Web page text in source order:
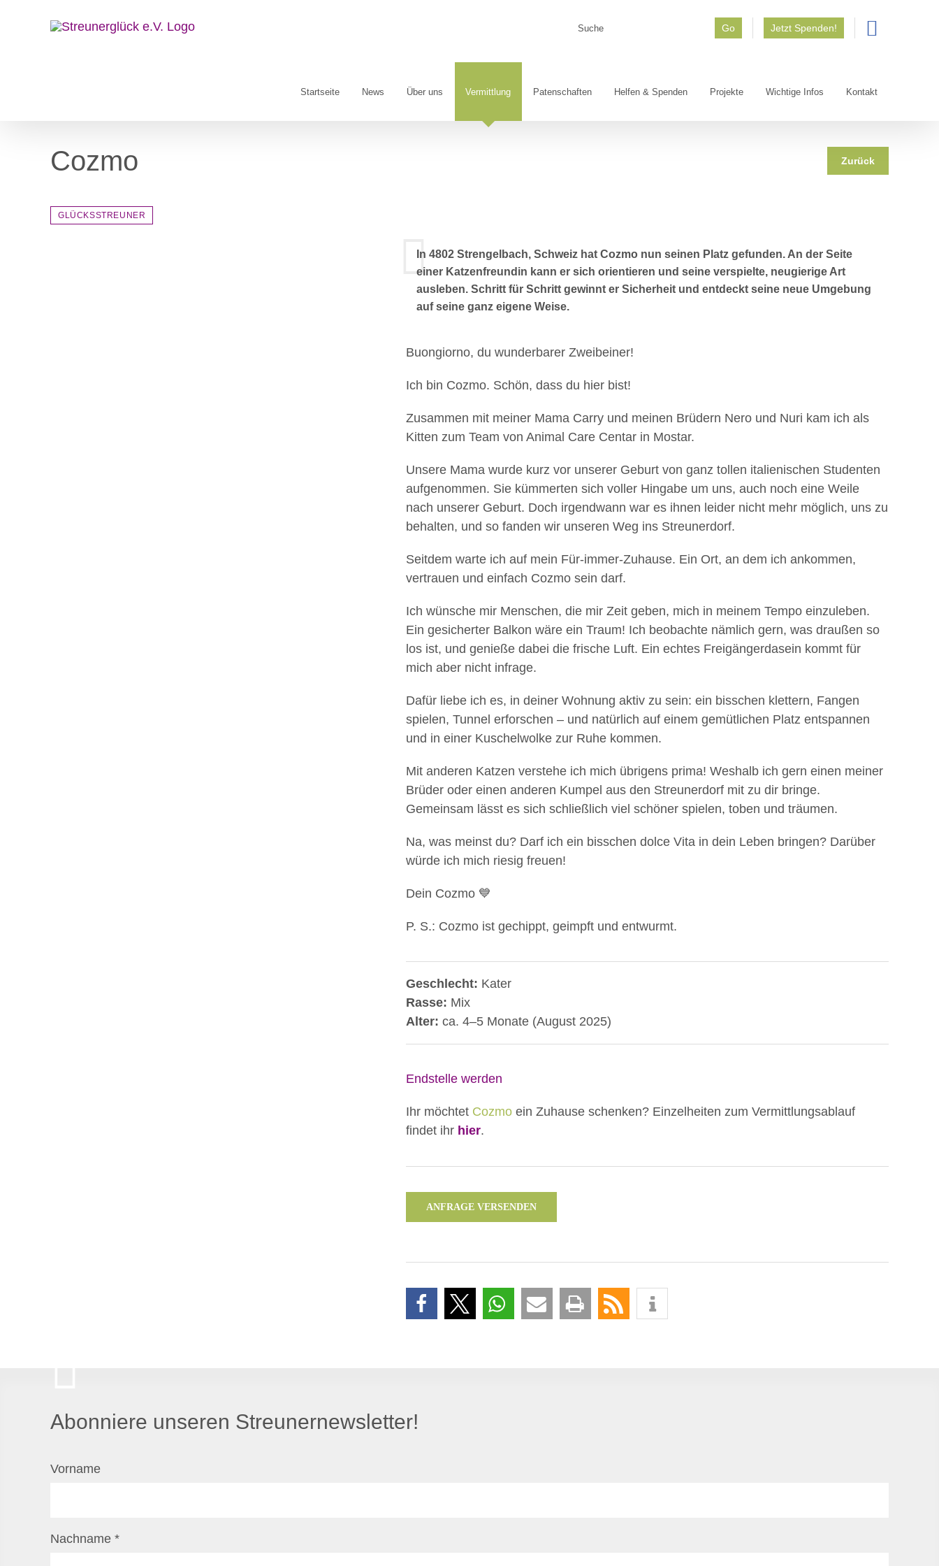
Go Jetzt Spenden!
Startseite News Über uns Vermittlung Patenschaften Helfen & Spenden Projekte Wichtige Infos Kontakt
Cozmo Zurück
GLÜCKSSTREUNER
In 4802 Strengelbach, Schweiz hat Cozmo nun seinen Platz gefunden. An der Seite
einer Katzenfreundin kann er sich orientieren und seine verspielte, neugierige Art
ausleben. Schritt für Schritt gewinnt er Sicherheit und entdeckt seine neue Umgebung
auf seine ganz eigene Weise.
Buongiorno, du wunderbarer Zweibeiner!
Ich bin Cozmo. Schön, dass du hier bist!
Zusammen mit meiner Mama Carry und meinen Brüdern Nero und Nuri kam ich als
Kitten zum Team von Animal Care Centar in Mostar.
Unsere Mama wurde kurz vor unserer Geburt von ganz tollen italienischen Studenten
aufgenommen. Sie kümmerten sich voller Hingabe um uns, auch noch eine Weile
nach unserer Geburt. Doch irgendwann war es ihnen leider nicht mehr möglich, uns zu
behalten, und so fanden wir unseren Weg ins Streunerdorf.
Seitdem warte ich auf mein Für-immer-Zuhause. Ein Ort, an dem ich ankommen,
vertrauen und einfach Cozmo sein darf.
Ich wünsche mir Menschen, die mir Zeit geben, mich in meinem Tempo einzuleben.
Ein gesicherter Balkon wäre ein Traum! Ich beobachte nämlich gern, was draußen so
los ist, und genieße dabei die frische Luft. Ein echtes Freigängerdasein kommt für
mich aber nicht infrage.
Dafür liebe ich es, in deiner Wohnung aktiv zu sein: ein bisschen klettern, Fangen
spielen, Tunnel erforschen – und natürlich auf einem gemütlichen Platz entspannen
und in einer Kuschelwolke zur Ruhe kommen.
Mit anderen Katzen verstehe ich mich übrigens prima! Weshalb ich gern einen meiner
Brüder oder einen anderen Kumpel aus den Streunerdorf mit zu dir bringe.
Gemeinsam lässt es sich schließlich viel schöner spielen, toben und träumen.
Na, was meinst du? Darf ich ein bisschen dolce Vita in dein Leben bringen? Darüber
würde ich mich riesig freuen!
Dein Cozmo 💙
P. S.: Cozmo ist gechippt, geimpft und entwurmt.
Geschlecht: Kater
Rasse: Mix
Alter: ca. 4–5 Monate (August 2025)
Endstelle werden
Ihr möchtet Cozmoein Zuhause schenken? Einzelheiten zum Vermittlungsablauf
findet ihr hier.
ANFRAGE VERSENDEN
Abonniere unseren Streunernewsletter!
Vorname
Nachname *